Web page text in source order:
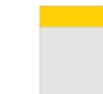
домах и на